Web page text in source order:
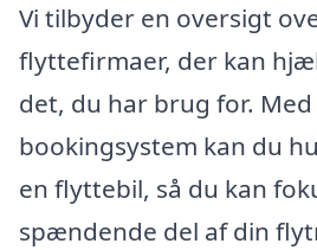
Vi tilbyder en oversigt
flyttefirmaer, der kan
det, du har brug for.
bookingsystem kan du
en flyttebil, så du kan
spændende del af din